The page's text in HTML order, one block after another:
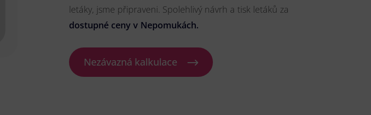
letáky, jsme připraveni. Spolehlivý návrh a tisk letáků za
dostupné ceny v Nepomukách.
Nezávazná kalkulace